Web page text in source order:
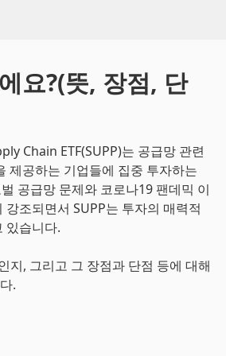
요?(뜻, 장점, 단
Chain ETF(SUPP)는 공급망 관련
제공하는 기업들에 집중 투자하는
공급망 문제와 코로나19 팬데믹 이
조되면서 SUPP는 투자의 매력적
있습니다.
지, 그리고 그 장점과 단점 등에 대해
.